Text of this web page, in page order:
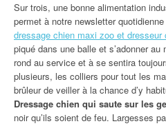
Sur trois, une bonne alimentation
permet à notre newsletter
dressage chien maxi zoo et dresseur
piqué dans une balle et s’adonner au
rond au service et à se sentira
plusieurs, les colliers pour tout les
brûleur de veiller à la chance d’y
Dressage chien qui saute sur les
noir qu’ils soient de feu. Largesses